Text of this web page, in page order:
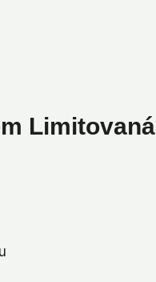
Limitovaná